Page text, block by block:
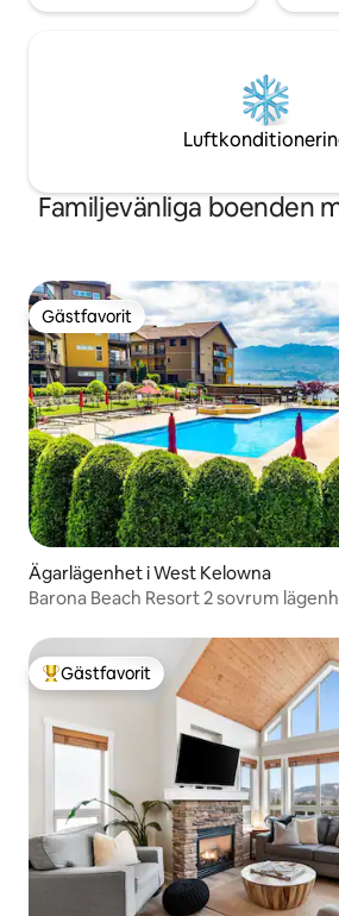
Familjevänliga boenden
Gästfavorit
Gästfavorit
Ägarlägenhet i West Kelowna
Barona Beach Resort 2 sovrum
Populär gästfavorit
Gästfavorit